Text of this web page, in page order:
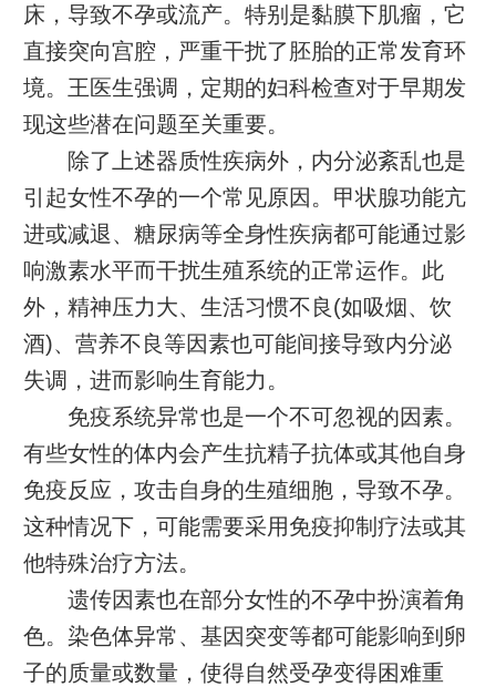
床，导致不孕或流产。特别是黏膜下肌瘤，它
直接突向宫腔，严重干扰了胚胎的正常发育环
境。王医生强调，定期的妇科检查对于早期发
现这些潜在问题至关重要。
除了上述器质性疾病外，内分泌紊乱也是
引起女性不孕的一个常见原因。甲状腺功能亢
进或减退、糖尿病等全身性疾病都可能通过影
响激素水平而干扰生殖系统的正常运作。此
外，精神压力大、生活习惯不良(如吸烟、饮
酒)、营养不良等因素也可能间接导致内分泌
失调，进而影响生育能力。
免疫系统异常也是一个不可忽视的因素。
有些女性的体内会产生抗精子抗体或其他自身
免疫反应，攻击自身的生殖细胞，导致不孕。
这种情况下，可能需要采用免疫抑制疗法或其
他特殊治疗方法。
遗传因素也在部分女性的不孕中扮演着角
色。染色体异常、基因突变等都可能影响到卵
子的质量或数量，使得自然受孕变得困难重